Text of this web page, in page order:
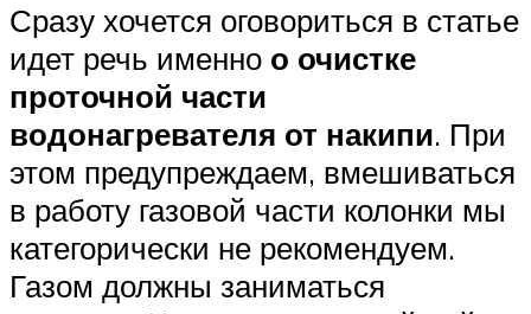
Сразу хочется оговориться в статье
идет речь именно о очистке
проточной части
водонагревателя от накипи. При
этом предупреждаем, вмешиваться
в работу газовой части колонки мы
категорически не рекомендуем.
Газом должны заниматься